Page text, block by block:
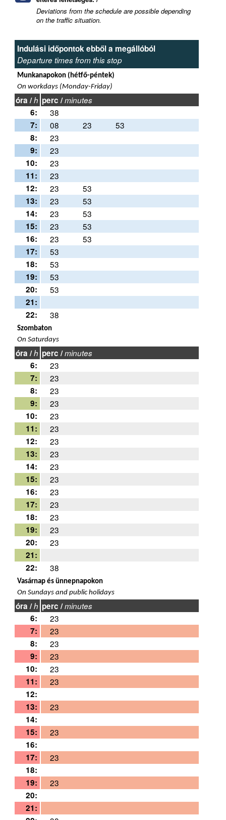
Deviations from the schedule are possible depending
on the traffic situation.
Indulási időpontok ebből a megállóból
Departure times from this stop
Munkanapokon (hétfő-péntek)
On workdays (Monday-Friday)
óra /h perc /minutes
6:
38
7:
08 23
53
8:
23
9:
23
10:
23
11:
23
12:
23
53
13:
23
53
14:
23
53
15:
23
53
16:
23
53
17:
53
18:
53
19:
53
20:
53
21:
22:
38
Szombaton
On Saturdays
óra /h perc /minutes
6:
23
7:
23
8:
23
9:
23
10:
23
11:
23
12:
23
13:
23
14:
23
15:
23
16:
23
17:
23
18:
23
19:
23
20:
23
21:
22:
38
Vasárnap és ünnepnapokon
On Sundays and public holidays
óra /h perc /minutes
6:
23
7:
23
8:
23
9:
23
10:
23
11:
23
12:
13:
23
14:
15:
23
16:
17:
23
18:
19:
23
20:
21: